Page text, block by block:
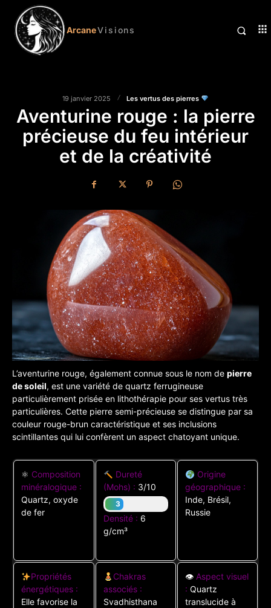
ArcaneVisions
19 janvier 2025 Les vertus des pierres
Aventurine rouge : la pierre
précieuse du feu intérieur
et de la créativité
L’aventurine rouge, également connue sous le nom de pierre
de soleil, est une variété de quartz ferrugineuse
particulièrement prisée en lithothérapie pour ses vertus très
particulières. Cette pierre semi-précieuse se distingue par sa
couleur rouge-brun caractéristique et ses inclusions
scintillantes qui lui confèrent un aspect chatoyant unique.
⚛ Composition
minéralogique :
Quartz, oxyde
de fer
Dureté
(Mohs) : 3/10
3
Densité : 6
g/cm³
Origine
géographique :
Inde, Brésil,
Russie
Propriétés
énergétiques :
Elle favorise la
Chakras
associés :
Svadhisthana
👁 Aspect visuel
: Quartz
translucide à